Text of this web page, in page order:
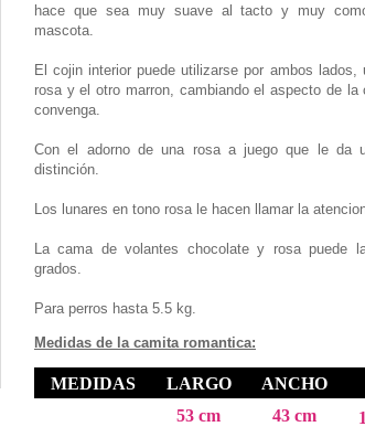
hace que sea muy suave al tacto y muy
mascota.
El cojin interior puede utilizarse por ambos lados,
rosa y el otro marron, cambiando el aspecto de la
convenga.
Con el adorno de una rosa a juego que le da
distinción.
Los lunares en tono rosa le hacen llamar la
La cama de volantes chocolate y rosa puede
grados.
Para perros hasta 5.5 kg.
Medidas de la camita romantica:
MEDIDAS LARGO ANCHO
53 cm
43 cm